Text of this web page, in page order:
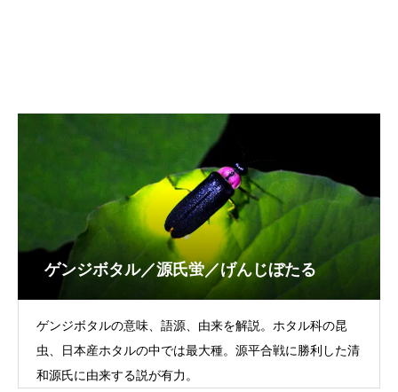
ゲンジボタル／源氏蛍／げんじぼたる
ゲンジボタルの意味、語源、由来を解説。ホタル科の昆
虫、日本産ホタルの中では最大種。源平合戦に勝利した清
和源氏に由来する説が有力。